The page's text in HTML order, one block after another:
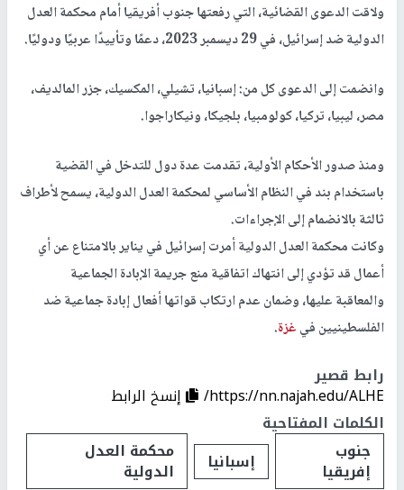
ولاقت الدعوى القضائية، التي رفعتها جنوب أفريقيا أمام محكمة العدل
الدولية ضد إسرائيل، في 29 ديسمبر 2023، دعمًا وتأييدًا عربيًا ودوليًا.
وانضمت إلى الدعوى كل من: إسبانيا، تشيلي، المكسيك، جزر المالديف،
مصر، ليبيا، تركيا، كولومبيا، بلجيكا، ونيكاراجوا.
ومنذ صدور الأحكام الأولية، تقدمت عدة دول للتدخل في القضية
باستخدام بند في النظام الأساسي لمحكمة العدل الدولية، يسمح لأطراف
ثالثة بالانضمام إلى الإجراءات.
وكانت محكمة العدل الدولية أمرت إسرائيل في يناير بالامتناع عن أي
أعمال قد تؤدي إلى انتهاك اتفاقية منع جريمة الإبادة الجماعية
والمعاقبة عليها، وضمان عدم ارتكاب قواتها أفعال إبادة جماعية ضد
الفلسطينيين فيغزة.
رابط قصير
https://nn.najah.edu/ALHE/
إنسخ الرابط
الكلمات المفتاحية
جنوب
إفريقيا إسبانيا محكمة العدل
الدولية